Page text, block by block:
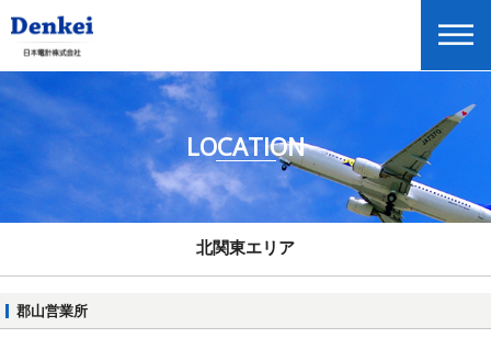
中四国エリア
九州エリア
東海・中部エリア
甲信越エリア
LOCATION
北関東エリア
郡山営業所